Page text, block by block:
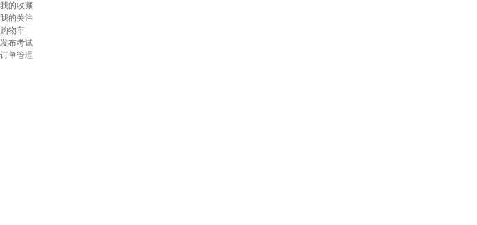
我的收藏
我的关注
购物车
发布考试
订单管理